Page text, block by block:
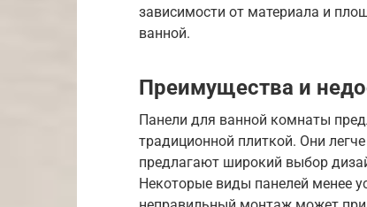
зависимости от материала и
ванной.
Преимущества и
Панели для ванной комнаты
традиционной плиткой. Они
предлагают широкий выбор
Некоторые виды панелей менее